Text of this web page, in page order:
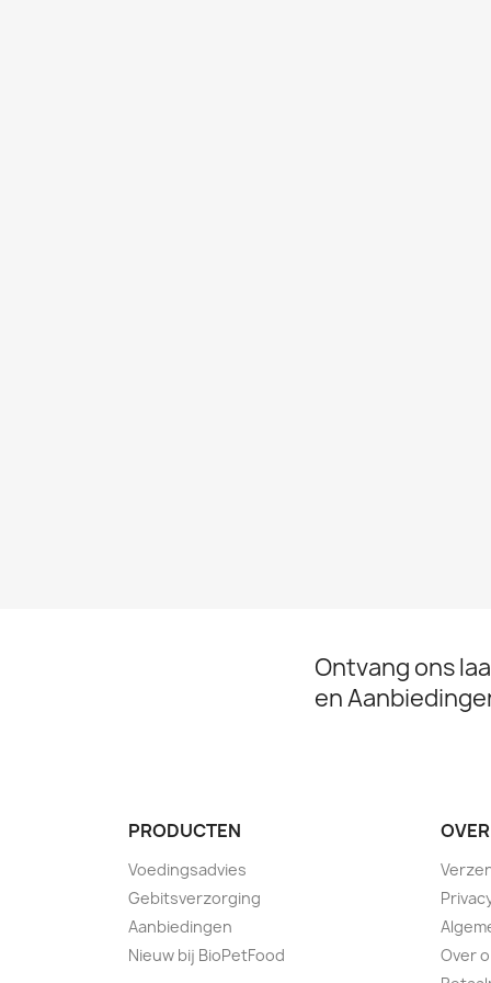
Ontvang ons
en
PRODUCTEN
Voedingsadvies
Gebitsverzorging
Aanbiedingen
Nieuw bij BioPetFood
Over